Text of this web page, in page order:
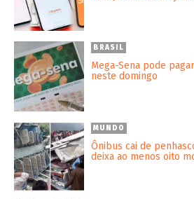
BRASIL
Mega-Sena pode
neste domingo
MUNDO
Ônibus cai de
deixa ao menos oito